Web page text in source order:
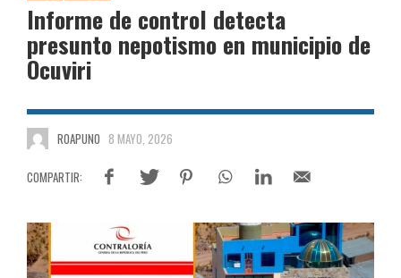
Informe de control detecta
presunto nepotismo en municipio de
Ocuviri
ROAPUNO 8 MAYO, 2026